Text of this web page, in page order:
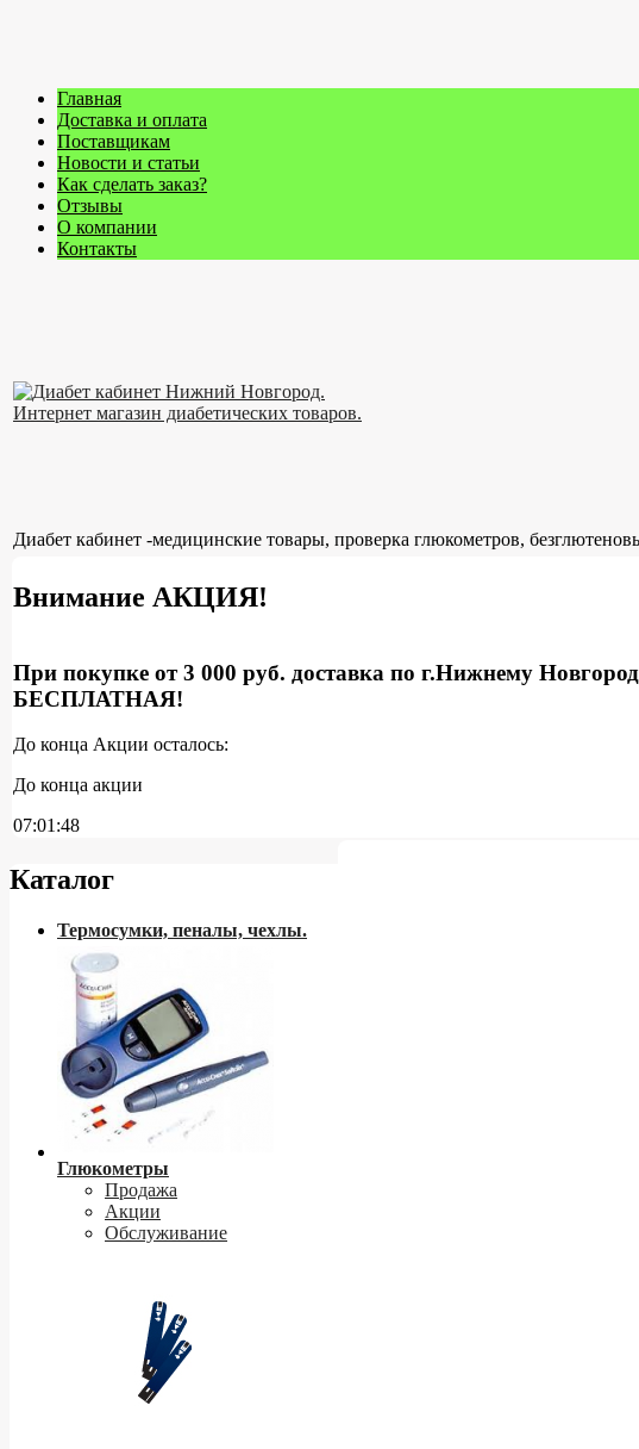
Главная
Доставка и оплата
Поставщикам
Новости и статьи
Как сделать заказ?
Отзывы
О компании
Контакты
Диабет кабинет -медицинские товары, проверка глюкометров,
Внимание АКЦИЯ!
При покупке от 3 000 руб. доставка по г.Нижнему
БЕСПЛАТНАЯ!
До конца Акции осталось:
До конца акции
07:01:47
Каталог
Термосумки, пеналы, чехлы.
Глюкометры
Продажа
Акции
Обслуживание